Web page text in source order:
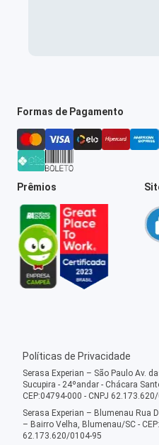
Formas de Pagamento
Prêmios
Políticas de Privacidade
Serasa Experian – São Paulo Av.
Sucupira - 24ºandar - Chácara
CEP:04794-000 - CNPJ
Serasa Experian – Blumenau Rua
– Bairro Velha, Blumenau/SC -
62.173.620/0104-95